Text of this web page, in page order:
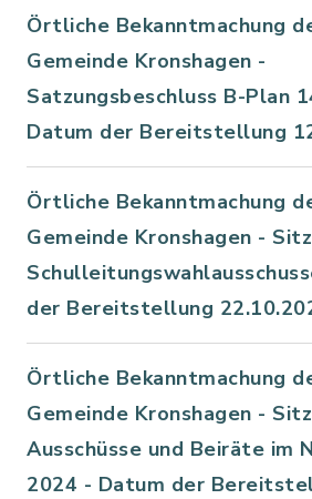
Örtliche Bekanntmachung
Gemeinde Kronshagen -
Satzungsbeschluss B-Plan
Datum der Bereitstellung
Örtliche Bekanntmachung
Gemeinde Kronshagen -
der Bereitstellung
Örtliche Bekanntmachung
Gemeinde Kronshagen -
Ausschüsse und Beiräte im
2024 - Datum der